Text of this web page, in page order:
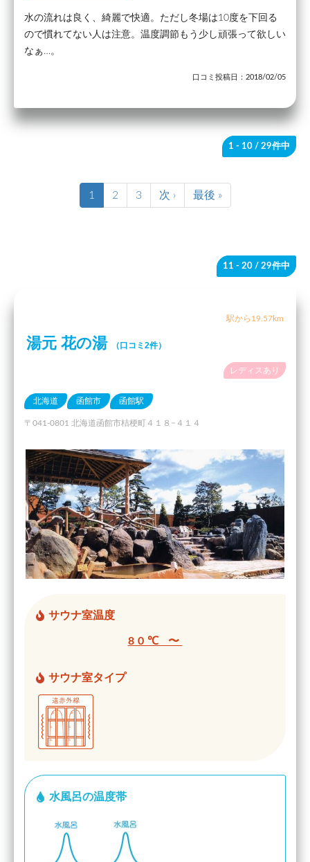
水の流れは良く、綺麗で快適。ただし冬場は10度を下回る
ので慣れてない人は注意。温度調節もう少し頑張って欲しい
なぁ…。
口コミ投稿日：2018/02/05
1 - 10 / 29件中
1 2 3 次 › 最後 »
11 - 20 / 29件中
駅から19.57km
湯元 花の湯 （口コミ2件）
レディスあり
北海道 函館市 函館駅
〒041-0801 北海道函館市桔梗町４１８−４１４
サウナ室温度
80℃ 〜
サウナ室タイプ
水風呂の温度帯